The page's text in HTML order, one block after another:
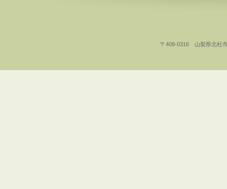
〒408-0316 山梨県北杜